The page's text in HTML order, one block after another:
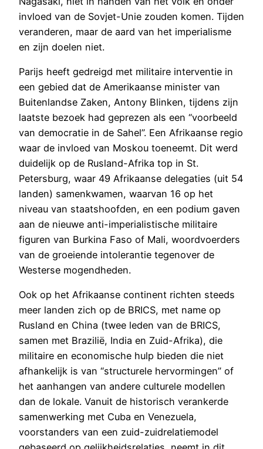
invloed van de Sovjet-Unie zouden komen. Tijden
veranderen, maar de aard van het imperialisme
en zijn doelen niet.
Parijs heeft gedreigd met militaire interventie in
een gebied dat de Amerikaanse minister van
Buitenlandse Zaken, Antony Blinken, tijdens zijn
laatste bezoek had geprezen als een “voorbeeld
van democratie in de Sahel”. Een Afrikaanse regio
waar de invloed van Moskou toeneemt. Dit werd
duidelijk op de Rusland-Afrika top in St.
Petersburg, waar 49 Afrikaanse delegaties (uit 54
landen) samenkwamen, waarvan 16 op het
niveau van staatshoofden, en een podium gaven
aan de nieuwe anti-imperialistische militaire
figuren van Burkina Faso of Mali, woordvoerders
van de groeiende intolerantie tegenover de
Westerse mogendheden.
Ook op het Afrikaanse continent richten steeds
meer landen zich op de BRICS, met name op
Rusland en China (twee leden van de BRICS,
samen met Brazilië, India en Zuid-Afrika), die
militaire en economische hulp bieden die niet
afhankelijk is van “structurele hervormingen” of
het aanhangen van andere culturele modellen
dan de lokale. Vanuit de historisch verankerde
samenwerking met Cuba en Venezuela,
voorstanders van een zuid-zuidrelatiemodel